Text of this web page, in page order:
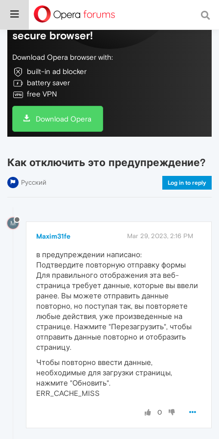
Do more on the web, with a fast and
secure browser!
Download Opera browser with:
built-in ad blocker
battery saver
free VPN
Download Opera
Как отключить это предупреждение?
Русский Log in to reply
M
Maxim31fe Mar 29, 2023, 2:16 PM
в предупреждении написано:
Подтвердите повторную отправку формы
Для правильного отображения эта веб-
страница требует данные, которые вы ввели
ранее. Вы можете отправить данные
повторно, но поступая так, вы повторяете
любые действия, уже произведенные на
странице. Нажмите "Перезагрузить", чтобы
отправить данные повторно и отобразить
страницу.
Чтобы повторно ввести данные,
необходимые для загрузки страницы,
нажмите "Обновить".
ERR_CACHE_MISS
0